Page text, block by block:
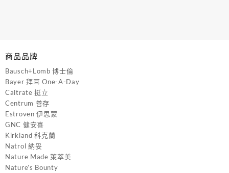
商品品牌
Bausch+Lomb 博士倫
Bayer 拜耳 One-A-Day
Caltrate 挺立
Centrum 善存
Estroven 伊思蒙
GNC 健安喜
Kirkland 科克蘭
Natrol 納妥
Nature Made 萊萃美
Nature’s Bounty